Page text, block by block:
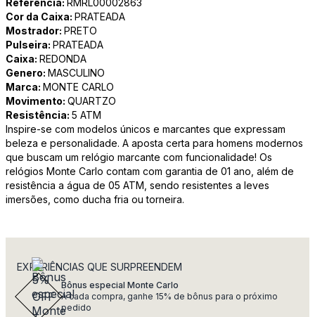
Referência: RMRL00002863
Cor da Caixa: PRATEADA
Mostrador: PRETO
Pulseira: PRATEADA
Caixa: REDONDA
Genero: MASCULINO
Marca: MONTE CARLO
Movimento: QUARTZO
Resistência: 5 ATM
Inspire-se com modelos únicos e marcantes que expressam
beleza e personalidade. A aposta certa para homens modernos
que buscam um relógio marcante com funcionalidade! Os
relógios Monte Carlo contam com garantia de 01 ano, além de
resistência a água de 05 ATM, sendo resistentes a leves
imersões, como ducha fria ou torneira.
EXPERIÊNCIAS QUE SURPREENDEM
Bônus especial Monte Carlo
A cada compra, ganhe 15% de bônus para o próximo
pedido